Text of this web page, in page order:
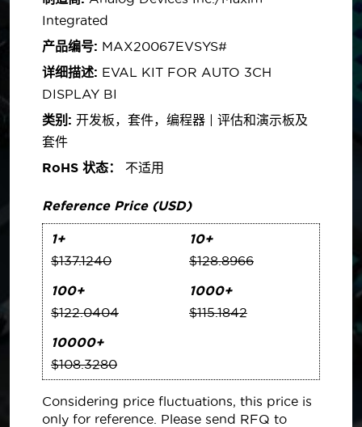
Integrated
产品编号: MAX20067EVSYS#
详细描述: EVAL KIT FOR AUTO 3CH
DISPLAY BI
类别: 开发板，套件，编程器 | 评估和演示板及
套件
RoHS 状态：
不适用
Reference Price (USD)
1+
$137.1240
10+
$128.8966
100+
$122.0404
1000+
$115.1842
10000+
$108.3280
Considering price fluctuations, this price is
only for reference. Please send RFQ to